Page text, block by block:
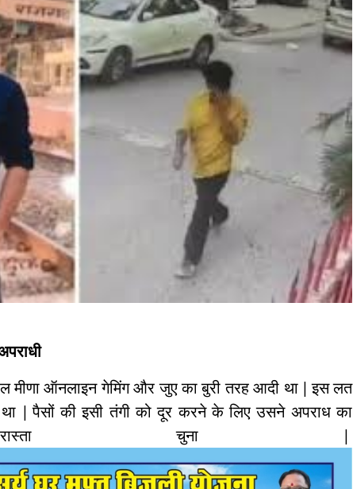
मीणा ऑनलाइन गेमिंग और जुए का बुरी तरह आदी था | इस लत
| पैसों की इसी तंगी को दूर करने के लिए उसने अपराध का
रास्ता चुना |